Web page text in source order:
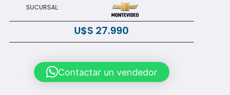
SUCURSAL:
U$S 27.990
Contactar un vendedor